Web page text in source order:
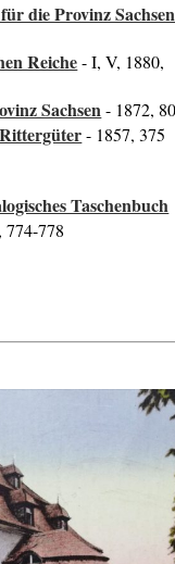
die Provinz Sachsen
Reiche- I, V, 1880,
Sachsen- 1872,
- 1857, 375
Taschenbuch
774-778